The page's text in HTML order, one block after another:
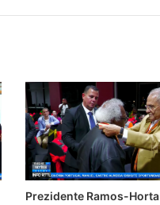
Prezidente Ramos-Horta